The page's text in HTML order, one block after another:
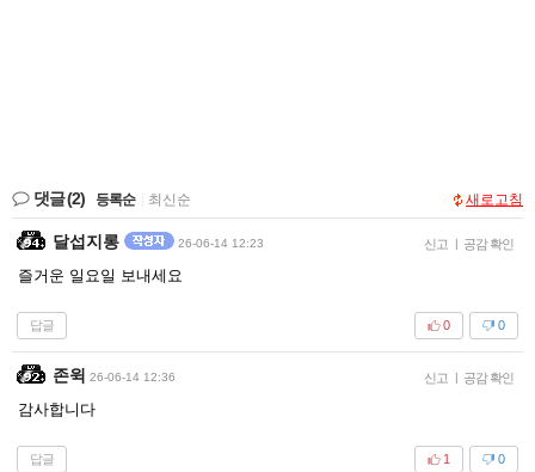
댓글(2) 등록순 최신순 새로고침
달섭지롱 26-06-14 12:23 신고 | 공감 확인
즐거운 일요일 보내세요
답글 0
0
존윅 26-06-14 12:36 신고 | 공감 확인
감사합니다
답글 0
1